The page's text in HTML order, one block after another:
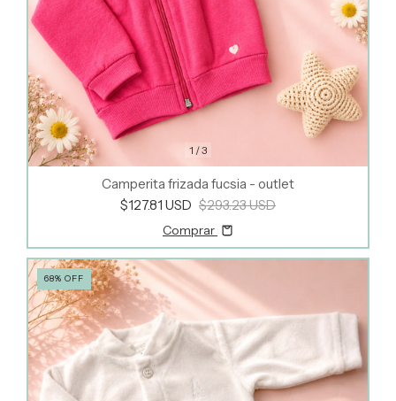
1 /3
Camperita frizada fucsia - outlet
$127.81 USD $293.23 USD
Comprar
68% OFF